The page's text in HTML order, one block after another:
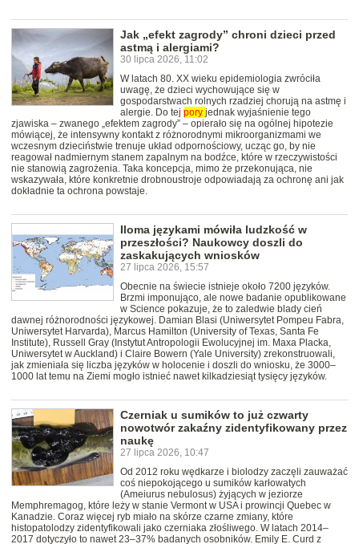
Jak „efekt zagrody” chroni dzieci przed
astmą i alergiami?
30 lipca 2026, 11:02
W latach 80. XX wieku epidemiologia zwróciła
uwagę, że dzieci wychowujące się w
gospodarstwach rolnych rzadziej chorują na astmę i
alergie. Do tej pory jednak wyjaśnienie tego
zjawiska – zwanego „efektem zagrody” – opierało się na ogólnej hipotezie
mówiącej, że intensywny kontakt z różnorodnymi mikroorganizmami we
wczesnym dzieciństwie trenuje układ odpornościowy, ucząc go, by nie
reagował nadmiernym stanem zapalnym na bodźce, które w rzeczywistości
nie stanowią zagrożenia. Taka koncepcja, mimo że przekonująca, nie
wskazywała, które konkretnie drobnoustroje odpowiadają za ochronę ani jak
dokładnie ta ochrona powstaje.
Iloma językami mówiła ludzkość w
przeszłości? Naukowcy doszli do
zaskakujących wniosków
27 lipca 2026, 15:57
Obecnie na świecie istnieje około 7200 języków.
Brzmi imponująco, ale nowe badanie opublikowane
w Science pokazuje, że to zaledwie blady cień
dawnej różnorodności językowej. Damian Blasi (Uniwersytet Pompeu Fabra,
Uniwersytet Harvarda), Marcus Hamilton (University of Texas, Santa Fe
Institute), Russell Gray (Instytut Antropologii Ewolucyjnej im. Maxa Placka,
Uniwersytet w Auckland) i Claire Bowern (Yale University) zrekonstruowali,
jak zmieniała się liczba języków w holocenie i doszli do wniosku, że 3000–
1000 lat temu na Ziemi mogło istnieć nawet kilkadziesiąt tysięcy języków.
Czerniak u sumików to już czwarty
nowotwór zakaźny zidentyfikowany przez
naukę
27 lipca 2026, 10:47
Od 2012 roku wędkarze i biolodzy zaczęli zauważać
coś niepokojącego u sumików karłowatych
(Ameiurus nebulosus) żyjących w jeziorze
Memphremagog, które leży w stanie Vermont w USA i prowincji Quebec w
Kanadzie. Coraz więcej ryb miało na skórze czarne zmiany, które
histopatolodzy zidentyfikowali jako czerniaka złośliwego. W latach 2014–
2017 dotyczyło to nawet 23–37% badanych osobników. Emily E. Curd z